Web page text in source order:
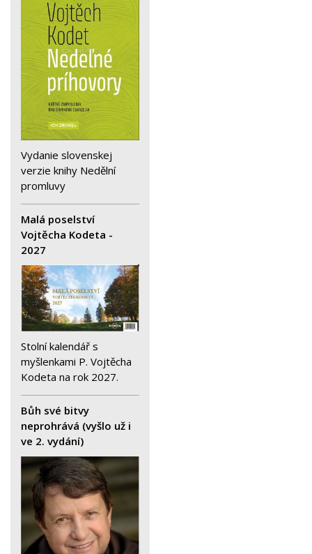
Vydanie slovenskej
verzie knihy Nedělní
promluvy
Malá poselství
Vojtěcha Kodeta -
2027
Stolní kalendář s
myšlenkami P. Vojtěcha
Kodeta na rok 2027.
Bůh své bitvy
neprohrává (vyšlo už i
ve 2. vydání)